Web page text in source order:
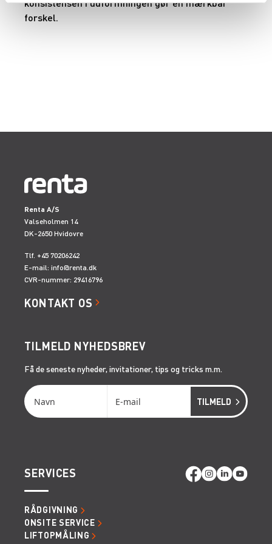
konsistensen i udformningen gør en mærkbar
forskel.
Renta A/S
Valseholmen 14
DK-2650 Hvidovre
Tlf. +45 70206242
E-mail: info@renta.dk
CVR-nummer: 29416796
KONTAKT OS
TILMELD NYHEDSBREV
Få de seneste nyheder, invitationer, tips og tricks m.m.
SERVICES
RÅDGIVNING
ONSITE SERVICE
LIFTOPMÅLING